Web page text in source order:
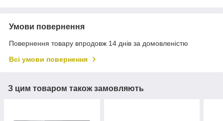
Умови повернення
Повернення товару впродовж 14 днів за домовленістю
Всі умови повернення
З цим товаром також замовляють